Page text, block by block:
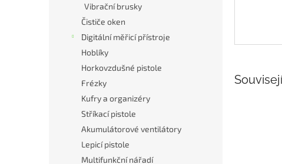
Vibrační brusky
Čističe oken
Digitální měřicí přístroje
Hoblíky
Horkovzdušné pistole
Frézky
Kufry a organizéry
Stříkací pistole
Akumulátorové ventilátory
Lepicí pistole
Multifunkční nářadí